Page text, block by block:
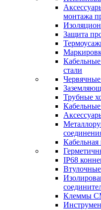
монтажа
Защита
стали
Трубные
IP68
Клеммы